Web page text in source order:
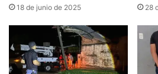
18 de junio de 2025 28